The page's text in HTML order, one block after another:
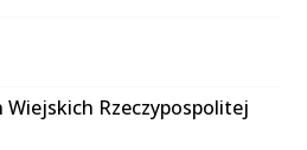
Wiejskich Rzeczypospolitej